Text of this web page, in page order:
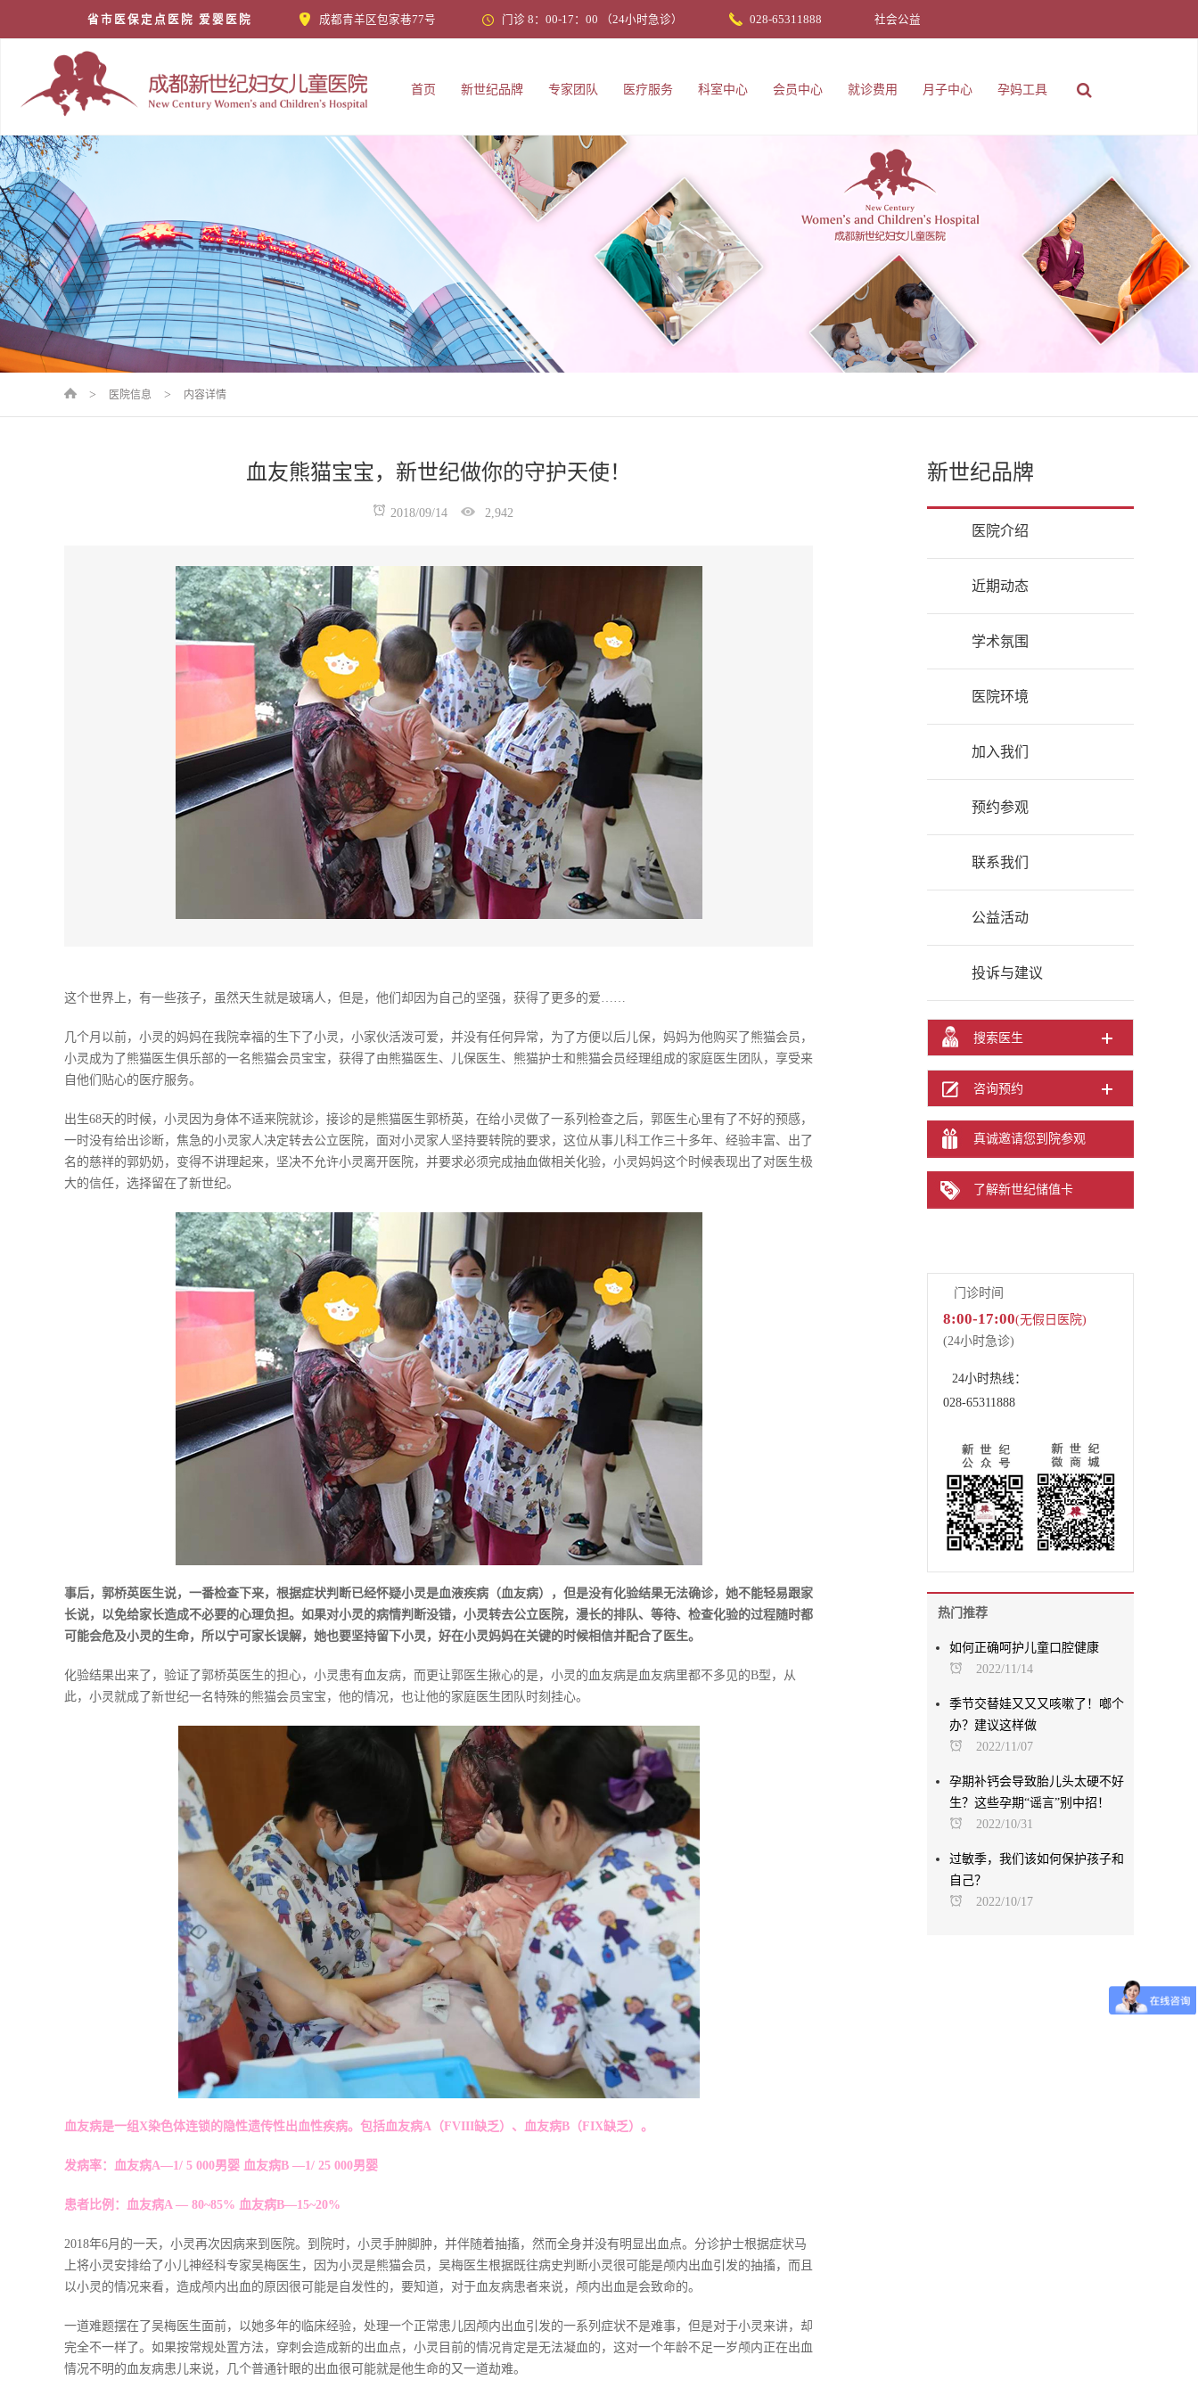
省市医保定点医院 爱婴医院 成都青羊区包家巷77号 门诊 8：00-17：00 （24小时急诊） 028-65311888 社会公益
首页 新世纪品牌 专家团队 医疗服务 科室中心 会员中心 就诊费用 月子中心 孕妈工具
> 医院信息 > 内容详情
血友熊猫宝宝，新世纪做你的守护天使！
2018/09/14 2,942
这个世界上，有一些孩子，虽然天生就是玻璃人，但是，他们却因为自己的坚强，获得了更多的爱……
几个月以前，小灵的妈妈在我院幸福的生下了小灵，小家伙活泼可爱，并没有任何异常，为了方便以后儿保，妈妈为他购买了熊猫会员，
小灵成为了熊猫医生俱乐部的一名熊猫会员宝宝，获得了由熊猫医生、儿保医生、熊猫护士和熊猫会员经理组成的家庭医生团队，享受来
自他们贴心的医疗服务。
出生68天的时候，小灵因为身体不适来院就诊，接诊的是熊猫医生郭桥英，在给小灵做了一系列检查之后，郭医生心里有了不好的预感，
一时没有给出诊断，焦急的小灵家人决定转去公立医院，面对小灵家人坚持要转院的要求，这位从事儿科工作三十多年、经验丰富、出了
名的慈祥的郭奶奶，变得不讲理起来，坚决不允许小灵离开医院，并要求必须完成抽血做相关化验，小灵妈妈这个时候表现出了对医生极
大的信任，选择留在了新世纪。
事后，郭桥英医生说，一番检查下来，根据症状判断已经怀疑小灵是血液疾病（血友病），但是没有化验结果无法确诊，她不能轻易跟家
长说，以免给家长造成不必要的心理负担。如果对小灵的病情判断没错，小灵转去公立医院，漫长的排队、等待、检查化验的过程随时都
可能会危及小灵的生命，所以宁可家长误解，她也要坚持留下小灵，好在小灵妈妈在关键的时候相信并配合了医生。
化验结果出来了，验证了郭桥英医生的担心，小灵患有血友病，而更让郭医生揪心的是，小灵的血友病是血友病里都不多见的B型，从
此，小灵就成了新世纪一名特殊的熊猫会员宝宝，他的情况，也让他的家庭医生团队时刻挂心。
血友病是一组X染色体连锁的隐性遗传性出血性疾病。包括血友病A（FVIII缺乏）、血友病B（FIX缺乏）。
发病率：血友病A—1/ 5 000男婴 血友病B —1/ 25 000男婴
患者比例：血友病A — 80~85% 血友病B—15~20%
2018年6月的一天，小灵再次因病来到医院。到院时，小灵手肿脚肿，并伴随着抽搐，然而全身并没有明显出血点。分诊护士根据症状马
上将小灵安排给了小儿神经科专家吴梅医生，因为小灵是熊猫会员，吴梅医生根据既往病史判断小灵很可能是颅内出血引发的抽搐，而且
以小灵的情况来看，造成颅内出血的原因很可能是自发性的，要知道，对于血友病患者来说，颅内出血是会致命的。
一道难题摆在了吴梅医生面前，以她多年的临床经验，处理一个正常患儿因颅内出血引发的一系列症状不是难事，但是对于小灵来讲，却
完全不一样了。如果按常规处置方法，穿刺会造成新的出血点，小灵目前的情况肯定是无法凝血的，这对一个年龄不足一岁颅内正在出血
情况不明的血友病患儿来说，几个普通针眼的出血很可能就是他生命的又一道劫难。
新世纪品牌
医院介绍
近期动态
学术氛围
医院环境
加入我们
预约参观
联系我们
公益活动
投诉与建议
搜索医生
咨询预约
真诚邀请您到院参观
了解新世纪储值卡
门诊时间
8:00-17:00(无假日医院)
(24小时急诊)
24小时热线：
028-65311888
热门推荐
如何正确呵护儿童口腔健康
2022/11/14
季节交替娃又又又咳嗽了！啷个
办？建议这样做
2022/11/07
孕期补钙会导致胎儿头太硬不好
生？这些孕期“谣言”别中招！
2022/10/31
过敏季，我们该如何保护孩子和
自己？
2022/10/17